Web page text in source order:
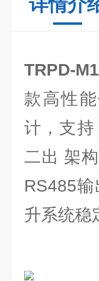
TRPD-
款高性
计，支
二出 架
RS485
升系统稳